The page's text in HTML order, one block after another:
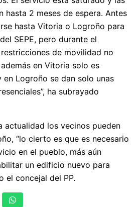
hasta 2 meses de espera. Antes
hasta Vitoria o Logroño para
SEPE, pero durante el
de movilidad no
en Vitoria solo es
Logroño se dan solo unas
ha subrayado
actualidad los vecinos pueden
“lo cierto es que es necesario
en el pueblo, más aún
un edificio nuevo para
el concejal del PP.